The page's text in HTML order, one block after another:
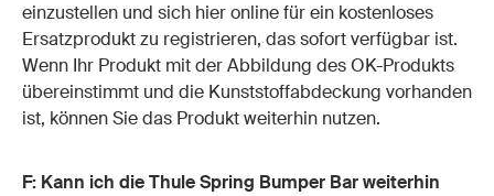
einzustellen und sich hier online für ein kostenloses
Ersatzprodukt zu registrieren, das sofort verfügbar ist.
Wenn Ihr Produkt mit der Abbildung des OK-Produkts
übereinstimmt und die Kunststoffabdeckung vorhanden
ist, können Sie das Produkt weiterhin nutzen.
F: Kann ich die Thule Spring Bumper Bar weiterhin